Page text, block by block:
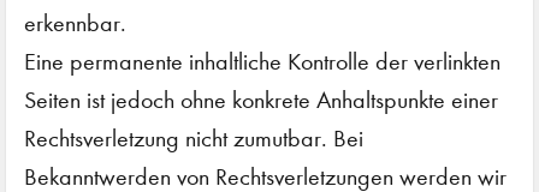
erkennbar.
Eine permanente inhaltliche Kontrolle der verlinkten
Seiten ist jedoch ohne konkrete Anhaltspunkte einer
Rechtsverletzung nicht zumutbar. Bei
Bekanntwerden von Rechtsverletzungen werden wir